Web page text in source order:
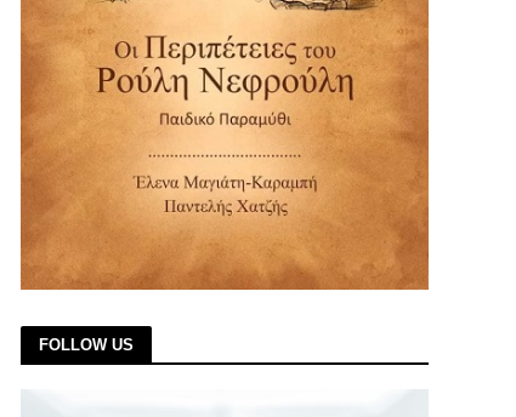
FOLLOW US